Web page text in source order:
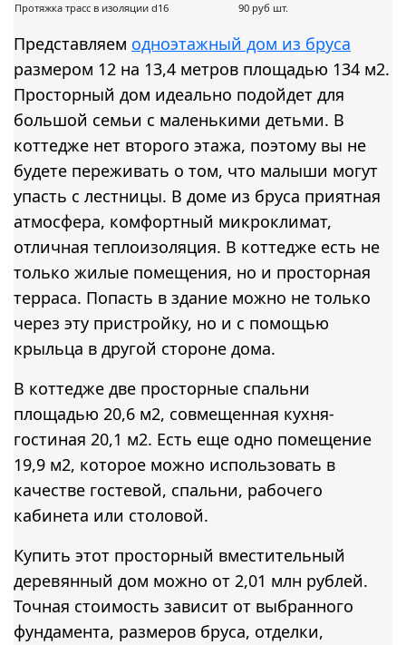
Протяжка трасс в изоляции d16
90 руб шт.
Представляем одноэтажный дом из бруса
размером 12 на 13,4 метров площадью 134 м2.
Просторный дом идеально подойдет для
большой семьи с маленькими детьми. В
коттедже нет второго этажа, поэтому вы не
будете переживать о том, что малыши могут
упасть с лестницы. В доме из бруса приятная
атмосфера, комфортный микроклимат,
отличная теплоизоляция. В коттедже есть не
только жилые помещения, но и просторная
терраса. Попасть в здание можно не только
через эту пристройку, но и с помощью
крыльца в другой стороне дома.
В коттедже две просторные спальни
площадью 20,6 м2, совмещенная кухня-
гостиная 20,1 м2. Есть еще одно помещение
19,9 м2, которое можно использовать в
качестве гостевой, спальни, рабочего
кабинета или столовой.
Купить этот просторный вместительный
деревянный дом можно от 2,01 млн рублей.
Точная стоимость зависит от выбранного
фундамента, размеров бруса, отделки,